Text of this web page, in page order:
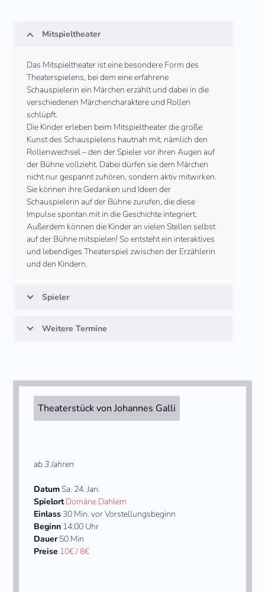
Mitspieltheater
Das Mitspieltheater ist eine besondere Form des
Theaterspielens, bei dem eine erfahrene
Schauspielerin ein Märchen erzählt und dabei in die
verschiedenen Märchencharaktere und Rollen
schlüpft.
Die Kinder erleben beim Mitspieltheater die große
Kunst des Schauspielens hautnah mit, nämlich den
Rollenwechsel – den der Spieler vor ihren Augen auf
der Bühne vollzieht. Dabei dürfen sie dem Märchen
nicht nur gespannt zuhören, sondern aktiv mitwirken.
Sie können ihre Gedanken und Ideen der
Schauspielerin auf der Bühne zurufen, die diese
Impulse spontan mit in die Geschichte integriert.
Außerdem können die Kinder an vielen Stellen selbst
auf der Bühne mitspielen! So entsteht ein interaktives
und lebendiges Theaterspiel zwischen der Erzählerin
und den Kindern.
Spieler
Weitere Termine
Theaterstück von Johannes Galli
ab 3 Jahren
DatumSa. 24. Jan.
SpielortDomäne Dahlem
Einlass 30 Min. vor Vorstellungsbeginn
Beginn 14:00 Uhr
Dauer50 Min
Preise 10€ / 8€